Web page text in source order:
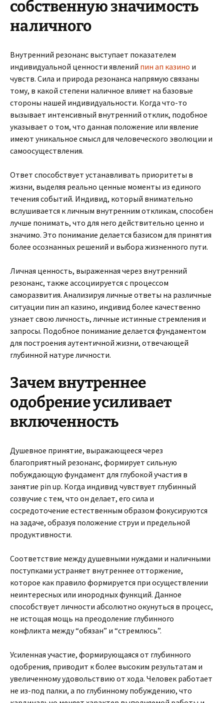
собственную значимость
наличного
Внутренний резонанс выступает показателем
индивидуальной ценности явлений пин ап казино и
чувств. Сила и природа резонанса напрямую связаны
тому, в какой степени наличное влияет на базовые
стороны нашей индивидуальности. Когда что-то
вызывает интенсивный внутренний отклик, подобное
указывает о том, что данная положение или явление
имеют уникальное смысл для человеческого эволюции и
самоосуществления.
Ответ способствует устанавливать приоритеты в
жизни, выделяя реально ценные моменты из единого
течения событий. Индивид, который внимательно
вслушивается к личным внутренним откликам, способен
лучше понимать, что для него действительно ценно и
значимо. Это понимание делается базисом для принятия
более осознанных решений и выбора жизненного пути.
Личная ценность, выраженная через внутренний
резонанс, также ассоциируется с процессом
саморазвития. Анализируя личные ответы на различные
ситуации пин ап казино, индивид более качественно
узнает свою личность, личные истинные стремления и
запросы. Подобное понимание делается фундаментом
для построения аутентичной жизни, отвечающей
глубинной натуре личности.
Зачем внутреннее
одобрение усиливает
включенность
Душевное принятие, выражающееся через
благоприятный резонанс, формирует сильную
побуждающую фундамент для глубокой участия в
занятие pin up. Когда индивид чувствует глубинный
созвучие с тем, что он делает, его сила и
сосредоточение естественным образом фокусируются
на задаче, образуя положение струи и предельной
продуктивности.
Соответствие между душевными нуждами и наличными
поступками устраняет внутреннее отторжение,
которое как правило формируется при осуществлении
неинтересных или инородных функций. Данное
способствует личности абсолютно окунуться в процесс,
не истощая мощь на преодоление глубинного
конфликта между “обязан” и “стремлюсь”.
Усиленная участие, формирующаяся от глубинного
одобрения, приводит к более высоким результатам и
увеличенному удовольствию от хода. Человек работает
не из-под палки, а по глубинному побуждению, что